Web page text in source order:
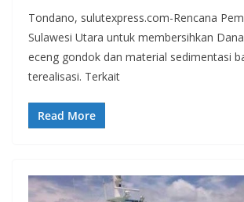
Tondano, sulutexpress.com-Rencana
Sulawesi Utara untuk membersihkan
eceng gondok dan material sedimentasi
terealisasi. Terkait
Read More